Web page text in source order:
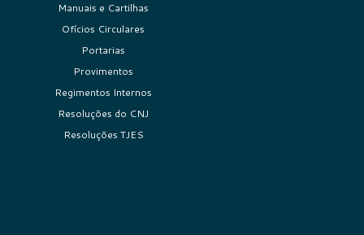
Manuais e Cartilhas
Ofícios Circulares
Portarias
Provimentos
Regimentos Internos
Resoluções do CNJ
Resoluções TJES